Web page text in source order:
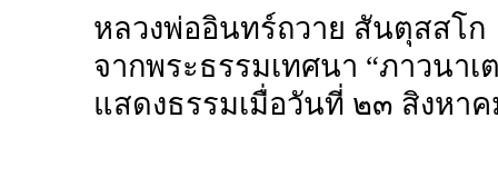
หลวงพ่ออินทร์ถวาย สันตุสสโก
จากพระธรรมเทศนา “ภาวนาเ
แสดงธรรมเมื่อวันที่ ๒๓ สิงหา